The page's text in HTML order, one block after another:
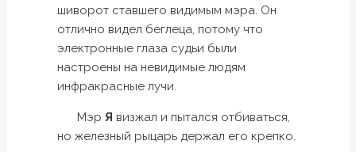
шиворот ставшего видимым мэра. Он
отлично видел беглеца, потому что
электронные глаза судьи были
настроены на невидимые людям
инфракрасные лучи.
Мэр Я визжал и пытался отбиваться,
но железный рыцарь держал его крепко.